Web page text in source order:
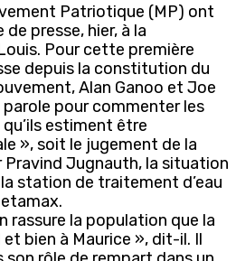
Patriotique (MP) ont
presse, hier, à la
Pour cette première
depuis la constitution du
Alan Ganoo et Joe
pour commenter les
estiment être
», soit le jugement de la
Pravind Jugnauth, la situation
station de traitement d’eau
rassure la population que la
bien à Maurice », dit-il. Il